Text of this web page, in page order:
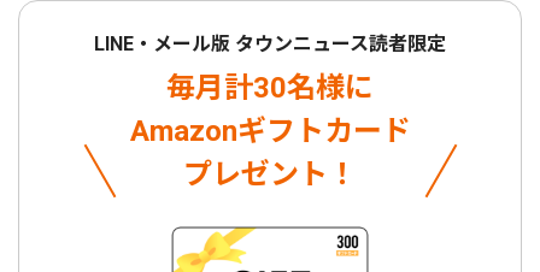
LINE・メール版 タウンニュース読者限定
毎月計30名様に
Amazonギフトカード
プレゼント！